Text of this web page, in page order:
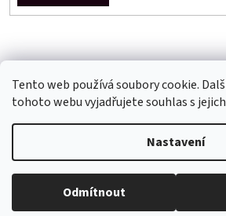
Tento web používá soubory cookie.
tohoto webu vyjadřujete souhlas s
Nastavení
Odmítnout
Copyright 2026Perfect Dress EU.
Upravit nastavení